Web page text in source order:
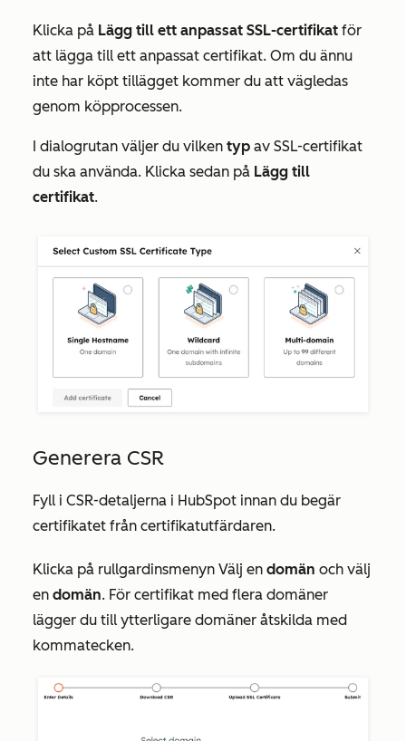
Klicka på Lägg till ett anpassat SSL-certifikat för
att lägga till ett anpassat certifikat. Om du ännu
inte har köpt tillägget kommer du att vägledas
genom köpprocessen.
I dialogrutan väljer du vilken typ av SSL-certifikat
du ska använda. Klicka sedan på Lägg till
certifikat.
Generera CSR
Fyll i CSR-detaljerna i HubSpot innan du begär
certifikatet från certifikatutfärdaren.
Klicka på rullgardinsmenyn Välj en domän och välj
en domän. För certifikat med flera domäner
lägger du till ytterligare domäner åtskilda med
kommatecken.